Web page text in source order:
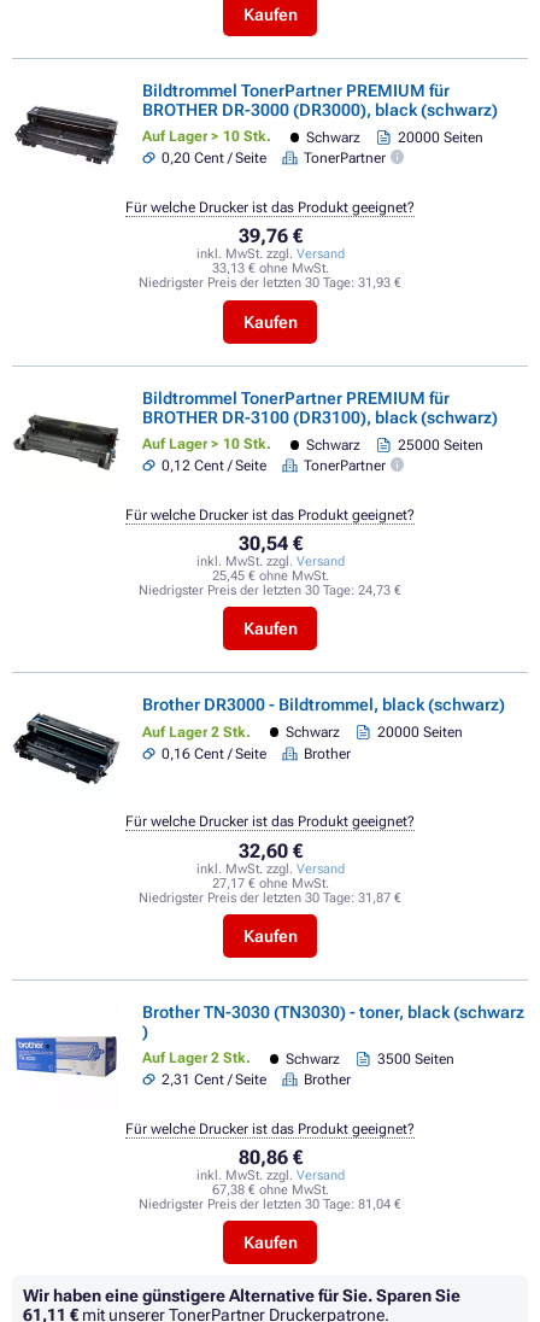
Kaufen
Bildtrommel TonerPartner PREMIUM für
BROTHER DR-3000 (DR3000), black (schwarz)
Auf Lager > 10 Stk. Schwarz
20000 Seiten
0,20 Cent / Seite
TonerPartner
39,76 €
inkl. MwSt. zzgl. Versand
33,13 € ohne MwSt.
Niedrigster Preis der letzten 30 Tage: 31,93 €
Kaufen
Für welche Drucker ist das Produkt geeignet?
Bildtrommel TonerPartner PREMIUM für
BROTHER DR-3100 (DR3100), black (schwarz)
Auf Lager > 10 Stk. Schwarz
25000 Seiten
0,12 Cent / Seite
TonerPartner
30,54 €
inkl. MwSt. zzgl. Versand
25,45 € ohne MwSt.
Niedrigster Preis der letzten 30 Tage: 24,73 €
Kaufen
Für welche Drucker ist das Produkt geeignet?
Brother DR3000 - Bildtrommel, black (schwarz)
Auf Lager 2 Stk. Schwarz
20000 Seiten
0,16 Cent / Seite
Brother
32,60 €
inkl. MwSt. zzgl. Versand
27,17 € ohne MwSt.
Niedrigster Preis der letzten 30 Tage: 31,87 €
Kaufen
Für welche Drucker ist das Produkt geeignet?
Brother TN-3030 (TN3030) - toner, black (schwarz
)
Auf Lager 2 Stk. Schwarz
3500 Seiten
2,31 Cent / Seite
Brother
80,86 €
inkl. MwSt. zzgl. Versand
67,38 € ohne MwSt.
Niedrigster Preis der letzten 30 Tage: 81,04 €
Kaufen
Für welche Drucker ist das Produkt geeignet?
Wir haben eine günstigere Alternative für Sie.Sparen Sie
61,11 € mit unserer TonerPartner Druckerpatrone.